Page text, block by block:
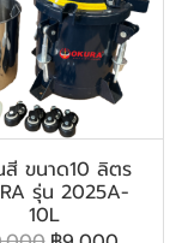
ขนาด10 ลิตร
รุ่น 2025A-
10L